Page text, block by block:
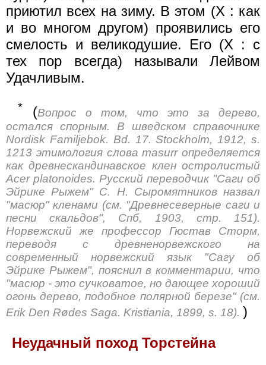
приютил всех на зиму. В этом (X : как
и во многом другом) проявились его
смелость и великодушие. Его (X : с
тех пор всегда) называли Лейвом
Удачливым.
* (Вопрос о том, что это за дерево,
остался спорным. В шведском справочнике
Nordisk Familjebok. Bd. 17. Stockholm, 1912, s.
1213 этимология слова masurr определяется
как древнескандинавское клен остролистый
Acer platonoides. Русский переводчик "Саги об
Эйрике Рыжем" С. Н. Сыромятников назвал
"масюр" кленами (см. "Древнесеверные саги и
песни скальдов", Спб, 1903, стр. 151).
Норвежский же профессор Гюстав Сторм,
переводя с древненорвежского на
современный норвежский язык "Сагу об
Эйрике Рыжем", пояснил в комментарии, что
"масюр - это сучковатое, но дающее хороший
огонь дерево, подобное полярной березе" (см.
Erik Den Rødes Saga. Kristiania, 1899, s. 18). )
Неудачный поход Торстейна